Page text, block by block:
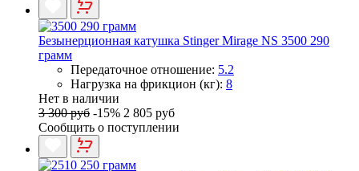
Безынерционная катушка Stinger Mirage NS 3500 290
грамм
Передаточное отношение: 5.2
Нагрузка на фрикцион (кг): 8
Нет в наличии
3 300 руб -15% 2 805 руб
Сообщить о поступлении